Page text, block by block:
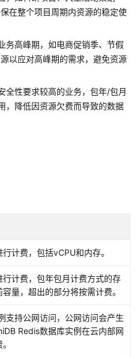
在整个项目周期内资源的稳定使
务高峰期，如电商促销季、节假
以应对高峰期的需求，避免资源
全性要求较高的业务，包年/包月
，降低因资源欠费而导致的数据
计费，包括vCPU和内存。
行计费，包年包月计费方式的存
量，超出的部分将按需计费。
支持公网访问，公网访问会产生
Redis数据库实例在云内部网